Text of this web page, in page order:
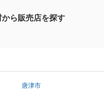
ら販売店を探す
唐津市